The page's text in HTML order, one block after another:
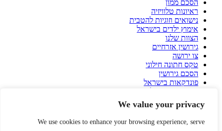
We value your privacy
We use cookies to enhance your browsing experience, serve
הסכם ממון
ראיונות טלוויזיה
נישואים וזוגיות להטבית
אימוץ ילדים בישראל
הצוות שלנו
גירושין אזרחיים
צו ירושה
טקס חתונה חילוני
הסכם גירושין
פונדקאות בישראל
הורות גאה
עיזבון
שאלות ותשובות על הסכם ממון
אירית רוזנבלום